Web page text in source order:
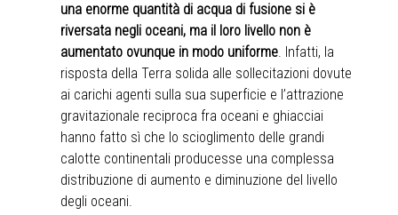
una enorme quantità di acqua di fusione si è
riversata negli oceani, ma il loro livello non è
aumentato ovunque in modo uniforme. Infatti, la
risposta della Terra solida alle sollecitazioni dovute
ai carichi agenti sulla sua superficie e l’attrazione
gravitazionale reciproca fra oceani e ghiacciai
hanno fatto sì che lo scioglimento delle grandi
calotte continentali producesse una complessa
distribuzione di aumento e diminuzione del livello
degli oceani.